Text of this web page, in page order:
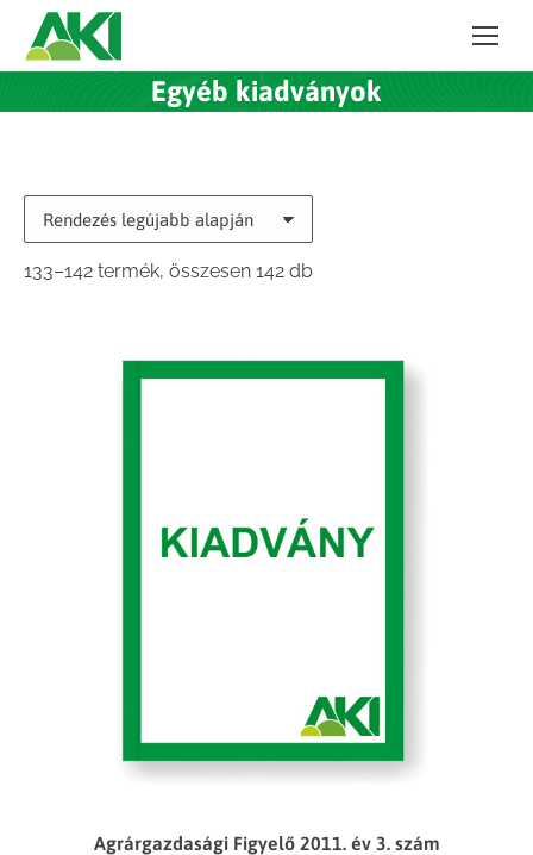
Egyéb kiadványok
133–142 termék, összesen 142 dbSorted
Agrárgazdasági Figyelő 2011. év 3. szám